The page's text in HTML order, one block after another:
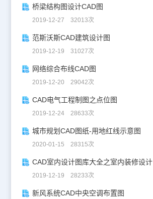
桥梁结构图设计CAD图
2019-12-27 32013次
范斯沃斯CAD建筑设计图
2019-12-19 31027次
网络综合布线CAD图
2019-12-20 29042次
CAD电气工程制图之点位图
2019-12-24 28633次
城市规划CAD图纸-用地红线示意图
2020-01-15 28315次
CAD室内设计图库大全之室内装修设计
2019-12-19 28233次
新风系统CAD中央空调布置图